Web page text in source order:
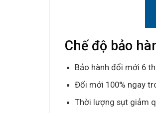
Chế độ bảo
Bảo hành đổi mới 6
Đổi mới 100% ngay
Thời lượng sụt giảm